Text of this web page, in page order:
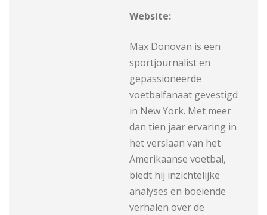
Website:
Max Donovan is een
sportjournalist en
gepassioneerde
voetbalfanaat gevestigd
in New York. Met meer
dan tien jaar ervaring in
het verslaan van het
Amerikaanse voetbal,
biedt hij inzichtelijke
analyses en boeiende
verhalen over de